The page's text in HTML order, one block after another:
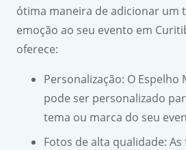
ótima maneira de adicionar um
emoção ao seu evento em
oferece:
Personalização: O Espelho
pode ser personalizado
tema ou marca do seu
Fotos de alta qualidade: